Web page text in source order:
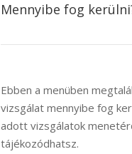
Mennyibe fog
Ebben a menüben
vizsgálat mennyibe fog
adott vizsgálatok
tájékozódhatsz.